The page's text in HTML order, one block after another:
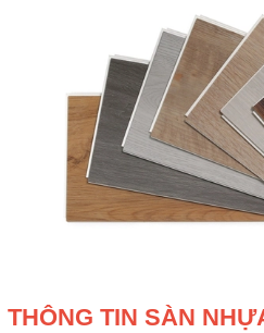
THÔNG TIN SÀN